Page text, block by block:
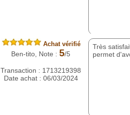
Très
permet
Achat vérifié
Ben-tito, Note : 5/5
Transaction : 1713219398
Date achat : 06/03/2024